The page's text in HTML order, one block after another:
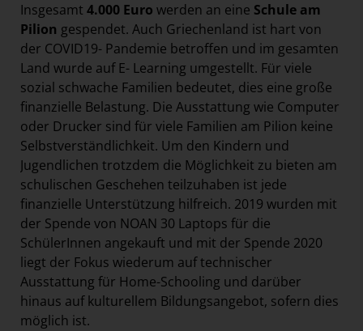
Insgesamt 4.000 Euro werden an eine Schule am
Pilion gespendet. Auch Griechenland ist hart von
der COVID19- Pandemie betroffen und im gesamten
Land wurde auf E- Learning umgestellt. Für viele
sozial schwache Familien bedeutet, dies eine große
finanzielle Belastung. Die Ausstattung wie Computer
oder Drucker sind für viele Familien am Pilion keine
Selbstverständlichkeit. Um den Kindern und
Jugendlichen trotzdem die Möglichkeit zu bieten am
schulischen Geschehen teilzuhaben ist jede
finanzielle Unterstützung hilfreich. 2019 wurden mit
der Spende von NOAN 30 Laptops für die
SchülerInnen angekauft und mit der Spende 2020
liegt der Fokus wiederum auf technischer
Ausstattung für Home-Schooling und darüber
hinaus auf kulturellem Bildungsangebot, sofern dies
möglich ist.